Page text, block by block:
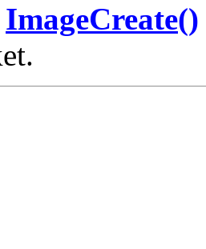
ImageCreate()